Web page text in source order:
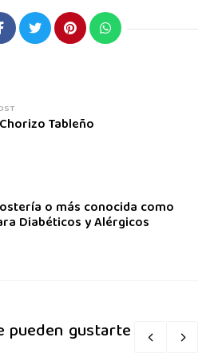
Tableño
o más conocida como
Diabéticos y Alérgicos
pueden gustarte